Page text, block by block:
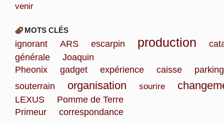
venir
MOTS CLÉS
ignorant ARS escarpin production
générale
Joaquin
Pheonix
gadget expérience caisse
parking
souterrain
organisation sourire
LEXUS
Pomme de Terre
Primeur
correspondance